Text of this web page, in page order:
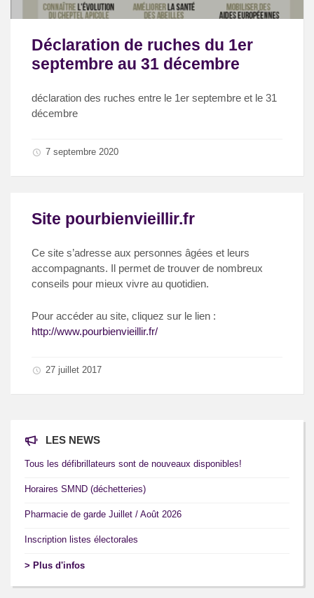
Déclaration de ruches du 1er
septembre au 31 décembre
déclaration des ruches entre le 1er septembre et le 31
décembre
7 septembre 2020
Site pourbienvieillir.fr
Ce site s’adresse aux personnes âgées et leurs
accompagnants. Il permet de trouver de nombreux
conseils pour mieux vivre au quotidien.
Pour accéder au site, cliquez sur le lien :
http://www.pourbienvieillir.fr/
27 juillet 2017
LES NEWS
Tous les défibrillateurs sont de nouveaux disponibles!
Horaires SMND (déchetteries)
Pharmacie de garde Juillet / Août 2026
Inscription listes électorales
> Plus d'infos